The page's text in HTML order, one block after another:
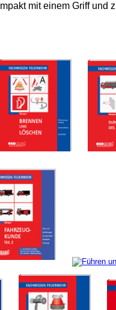
mit einem Griff und